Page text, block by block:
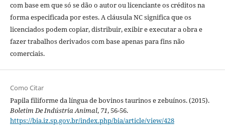
com base em que só se dão o autor ou licenciante os créditos na
forma especificada por estes. A cláusula NC significa que os
licenciados podem copiar, distribuir, exibir e executar a obra e
fazer trabalhos derivados com base apenas para fins não
comerciais.
Como Citar
Papila filiforme da língua de bovinos taurinos e zebuínos. (2015).
Boletim De Indústria Animal, 71, 56-56.
https://bia.iz.sp.gov.br/index.php/bia/article/view/428